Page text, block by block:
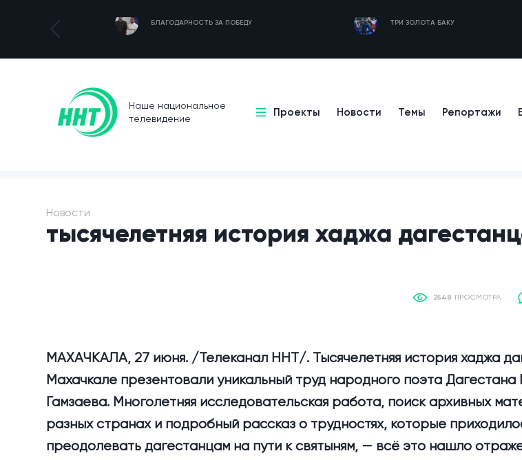
БЛАГОДАРНОСТЬ ЗА ПОБЕДУ ТРИ ЗОЛОТА БАКУ
Наше национальное
телевидение
Проекты Новости Темы Репортажи
Новости
тысячелетняя история хаджа
2548 ПРОСМОТРА
МАХАЧКАЛА, 27 июня. /Телеканал ННТ/. Тысячелетняя история хаджа
Махачкале презентовали уникальный труд народного поэта
Гамзаева. Многолетняя исследовательская работа, поиск архивных
разных странах и подробный рассказ о трудностях, которые
преодолевать дагестанцам на пути к святыням, — всё это нашло